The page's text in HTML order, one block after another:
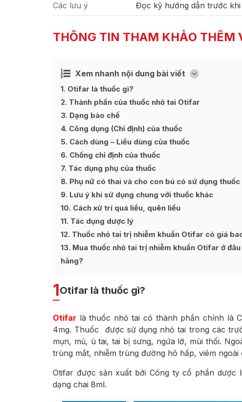
Các lưu ý Đọc kỹ hướng dẫn trước khi
THÔNG TIN THAM KHẢO THÊM
Xem nhanh nội dung bài viết [
Ẩn
1 Otifar là thuốc gì?
2 Thành phần của thuốc nhỏ tai Otifar
3 Dạng bào chế
4 Công dụng (Chỉ định) của thuốc
5 Cách dùng – Liều dùng của thuốc
6 Chống chỉ định của thuốc
7 Tác dụng phụ của thuốc
8 Phụ nữ có thai và cho con bú có sử dụng
9 Lưu ý khi sử dụng chung với thuốc khác
10 Cách xử trí quá liều, quên liều
11 Tác dụng dược lý
12 Thuốc nhỏ tai trị nhiễm khuẩn Otifar có giá
13 Mua thuốc nhỏ tai trị nhiễm khuẩn Otifar ở
hãng?
1Otifar là thuốc gì?
Otifar là thuốc nhỏ tai có thành phần chính là
4mg. Thuốc được sử dụng nhỏ tai trong các
mụn, mủ, ù tai, tai bị sưng, ngứa lở, mùi thối.
trùng mắt, nhiễm trùng đường hô hấp, viêm ngoài
Otifar được sản xuất bởi Công ty cổ phần dược
dạng chai 8ml.